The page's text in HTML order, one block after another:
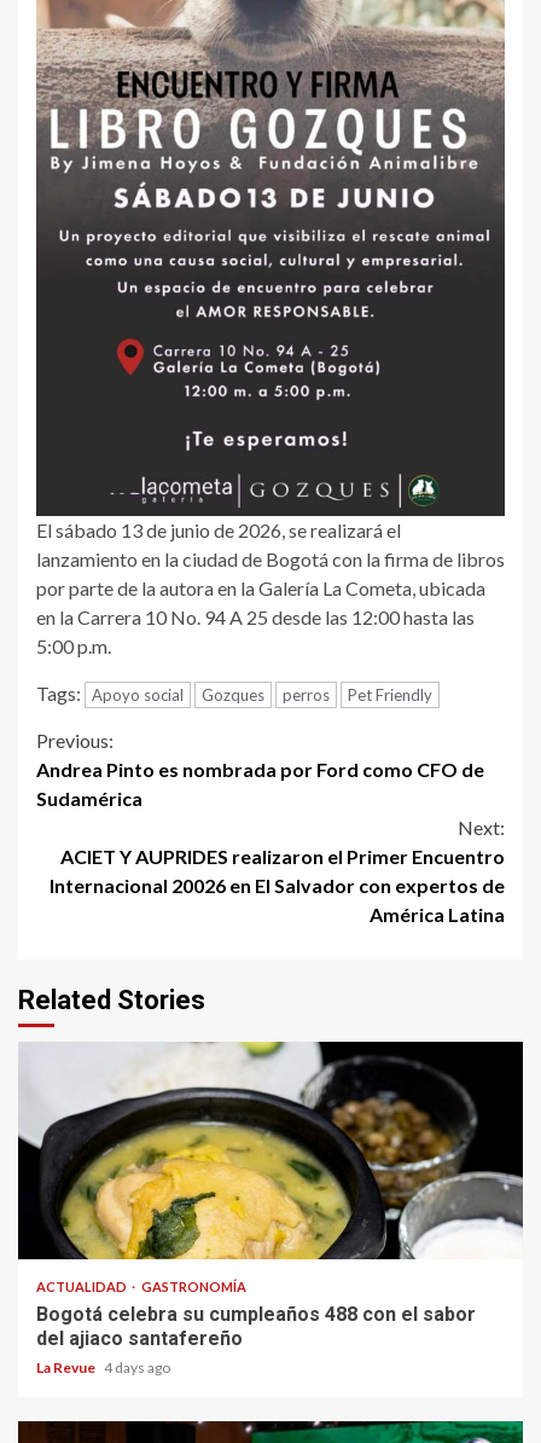
El sábado 13 de junio de 2026, se realizará el
lanzamiento en la ciudad de Bogotá con la firma de libros
por parte de la autora en la Galería La Cometa, ubicada
en la Carrera 10 No. 94 A 25 desde las 12:00 hasta las
5:00 p.m.
Tags: Apoyo social Gozques perros Pet Friendly
Continue
Reading
Previous:
Andrea Pinto es nombrada por Ford como CFO de
Sudamérica
Next:
ACIET Y AUPRIDES realizaron el Primer Encuentro
Internacional 20026 en El Salvador con expertos de
América Latina
Related Stories
ACTUALIDAD GASTRONOMÍA
Bogotá celebra su cumpleaños 488 con el sabor
del ajiaco santafereño
La Revue 4 days ago